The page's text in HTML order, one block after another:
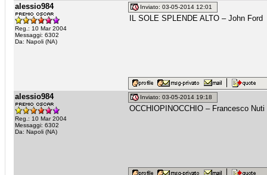
alessio984
Reg.: 10 Mar 2004
Messaggi: 6302
Da: Napoli (NA)
Inviato: 03-05-2014 12:01
IL SOLE SPLENDE ALTO – John Ford
alessio984
Reg.: 10 Mar 2004
Messaggi: 6302
Da: Napoli (NA)
Inviato: 03-05-2014 19:18
OCCHIOPINOCCHIO – Francesco Nuti